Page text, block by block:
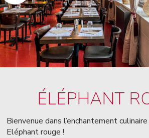
ÉLÉPHANT
Bienvenue dans l’enchantement
Eléphant rouge !